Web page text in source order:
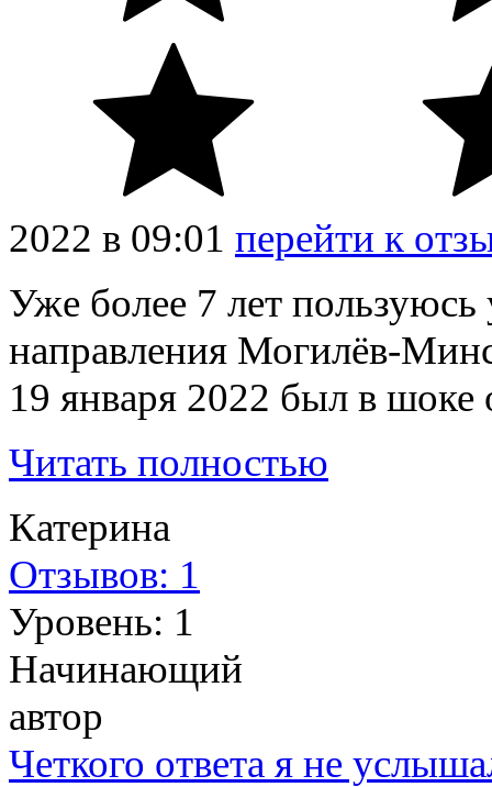
2022 в 09:01 перейти к
Уже более 7 лет
направления Могилёв-
19 января 2022 был в шоке
Читать полностью
Катерина
Отзывов: 1
Уровень: 1
Начинающий
автор
Четкого ответа я не